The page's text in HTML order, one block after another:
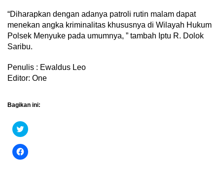
“Diharapkan dengan adanya patroli rutin malam dapat
menekan angka kriminalitas khususnya di Wilayah Hukum
Polsek Menyuke pada umumnya, ” tambah Iptu R. Dolok
Saribu.
Penulis : Ewaldus Leo
Editor: One
Bagikan ini:
Klik
untuk
pada
Twitter(Membuka
di
Klik
untuk